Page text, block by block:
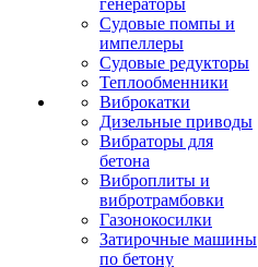
генераторы
Судовые помпы и
импеллеры
Судовые редукторы
Теплообменники
Виброкатки
Дизельные приводы
Вибраторы для
бетона
Виброплиты и
вибротрамбовки
Газонокосилки
Затирочные машины
по бетону